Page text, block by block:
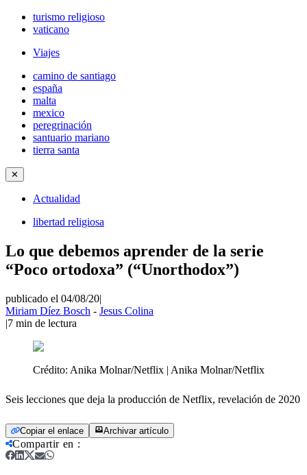
turismo religioso
vaticano
Viajes
camino de santiago
españa
malta
mexico
peregrinación
santuario mariano
tierra santa
✕
Actualidad
libertad religiosa
Lo que debemos aprender de la serie
“Poco ortodoxa” (“Unorthodox”)
publicado el 04/08/20|
Miriam Díez Bosch - Jesus Colina
|7 min de lectura
Crédito: Anika Molnar/Netflix | Anika Molnar/Netflix
Seis lecciones que deja la producción de Netflix, revelación de 2020
Copiar el enlace Archivar artículo
Compartir en :